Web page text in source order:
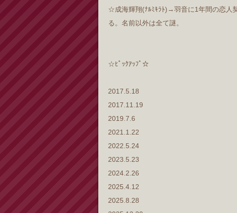
☆成海輝翔(ﾅﾙﾐｷﾗﾄ)→羽音に1年間の恋人
る。名前以外は全て謎。
☆ﾋﾟｯｸｱｯﾌﾟ☆
2017.5.18
2017.11.19
2019.7.6
2021.1.22
2022.5.24
2023.5.23
2024.2.26
2025.4.12
2025.8.28